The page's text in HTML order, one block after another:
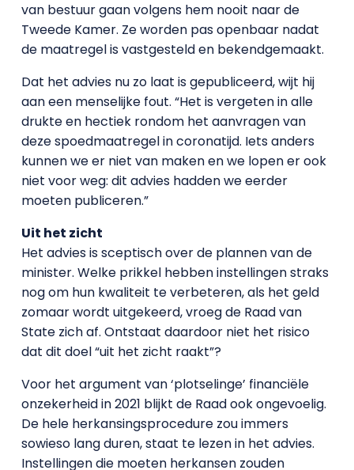
van bestuur gaan volgens hem nooit naar de
Tweede Kamer. Ze worden pas openbaar nadat
de maatregel is vastgesteld en bekendgemaakt.
Dat het advies nu zo laat is gepubliceerd, wijt hij
aan een menselijke fout. “Het is vergeten in alle
drukte en hectiek rondom het aanvragen van
deze spoedmaatregel in coronatijd. Iets anders
kunnen we er niet van maken en we lopen er ook
niet voor weg: dit advies hadden we eerder
moeten publiceren.”
Uit het zicht
Het advies is sceptisch over de plannen van de
minister. Welke prikkel hebben instellingen straks
nog om hun kwaliteit te verbeteren, als het geld
zomaar wordt uitgekeerd, vroeg de Raad van
State zich af. Ontstaat daardoor niet het risico
dat dit doel “uit het zicht raakt”?
Voor het argument van ‘plotselinge’ financiële
onzekerheid in 2021 blijkt de Raad ook ongevoelig.
De hele herkansingsprocedure zou immers
sowieso lang duren, staat te lezen in het advies.
Instellingen die moeten herkansen zouden